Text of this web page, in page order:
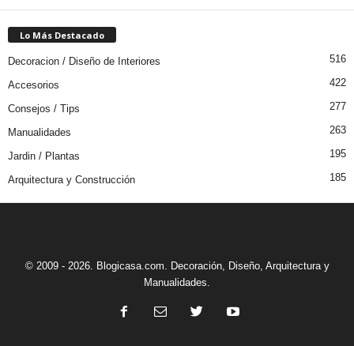
Lo Más Destacado
Decoracion / Diseño de Interiores 516
Accesorios 422
Consejos / Tips 277
Manualidades 263
Jardin / Plantas 195
Arquitectura y Construcción 185
© 2009 - 2026. Blogicasa.com. Decoración, Diseño, Arquitectura y
Manualidades.